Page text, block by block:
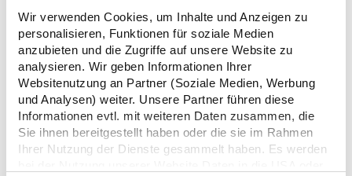
Wir verwenden Cookies, um Inhalte und Anzeigen zu
personalisieren, Funktionen für soziale Medien
anzubieten und die Zugriffe auf unsere Website zu
analysieren. Wir geben Informationen Ihrer
Websitenutzung an Partner (Soziale Medien, Werbung
und Analysen) weiter. Unsere Partner führen diese
Informationen evtl. mit weiteren Daten zusammen, die
Sie ihnen bereitgestellt haben oder die sie im Rahmen
Ihrer Nutzung der Dienste gesammelt haben. Es werden
Der Handel mit Waren, die im Internet gekauft werden,
nimmt immer weiter zu. Die Anzahl der verschickten
Warensendungen im E-Commerce wächst jedes Jahr im
zweistelligen Bereich. Durch diesen anhaltenden Boom
entsteht ganz beiläufig ein riesiger, zusätzlicher Berg an
Verpackungsabfall. Die Politik reagierte mit der Einführung